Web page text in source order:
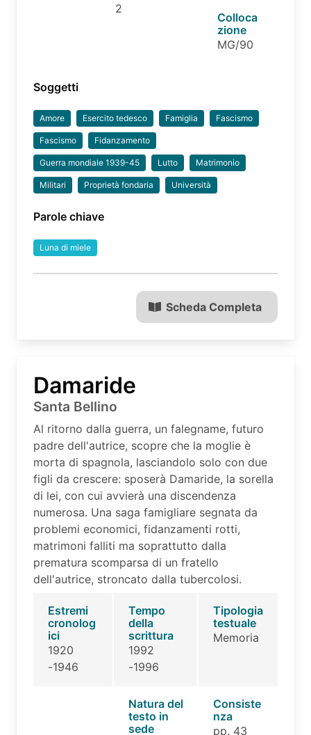
2
Colloca
zione
MG/90
Soggetti
Amore Esercito tedesco Famiglia Fascismo
Fascismo Fidanzamento
Guerra mondiale 1939-45 Lutto Matrimonio
Militari Proprietà fondaria Università
Parole chiave
Luna di miele
Scheda Completa
Damaride
Santa Bellino
Al ritorno dalla guerra, un falegname, futuro
padre dell'autrice, scopre che la moglie è
morta di spagnola, lasciandolo solo con due
figli da crescere: sposerà Damaride, la sorella
di lei, con cui avvierà una discendenza
numerosa. Una saga famigliare segnata da
problemi economici, fidanzamenti rotti,
matrimoni falliti ma soprattutto dalla
prematura scomparsa di un fratello
dell'autrice, stroncato dalla tubercolosi.
Estremi
cronolog
ici
1920
-1946
Tempo
della
scrittura
1992
-1996
Tipologia
testuale
Memoria
Natura del
testo in
sede
Consiste
nza
pp. 43